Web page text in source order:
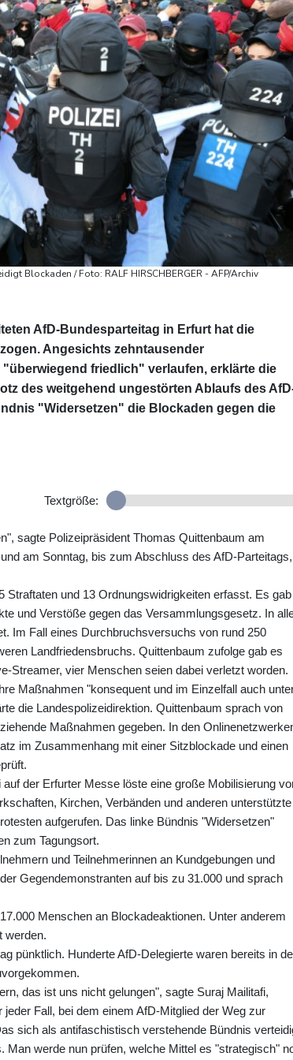
Blockaden / Foto: RALF HIRSCHBERGER - AFP/Archiv
AfD-Bundesparteitag in Erfurt hat die
Angesichts zehntausender
friedlich" verlaufen, erklärte die
des weitgehend ungestörten Ablaufs des
"Widersetzen" die Blockaden gegen die
Textgröße:
sagte Polizeipräsident Thomas Quittenbaum am
am Sonntag, bis zum Abschluss des AfD-Parteitags,
und 13 Ordnungswidrigkeiten erfasst. Es gab
und Verstöße gegen das Versammlungsgesetz. In
Im Fall eines Durchbruchsversuchs von rund 250
Landfriedensbruchs. Quittenbaum zufolge gab es
Streamer, vier Menschen seien dabei verletzt worden.
Maßnahmen "konsequent und im Einzelfall auch
die Landespolizeidirektion. Quittenbaum sprach von
Maßnahmen gegeben. In den
im Zusammenhang mit einer Sitzblockade und einen
der Erfurter Messe löste eine große Mobilisierung
Kirchen, Verbänden und anderen unterstützte
aufgerufen. Das linke Bündnis "Widersetzen"
zum Tagungsort.
und Teilnehmerinnen an Kundgebungen und
Gegendemonstranten auf bis zu 31.000 und sprach
Menschen an Blockadeaktionen. Unter anderem
werden.
pünktlich. Hunderte AfD-Delegierte waren bereits in
das ist uns nicht gelungen", sagte Suraj Mailitafi,
Fall, bei dem einem AfD-Mitglied der Weg zur
sich als antifaschistisch verstehende Bündnis
werde nun prüfen, welche Mittel es "strategisch"